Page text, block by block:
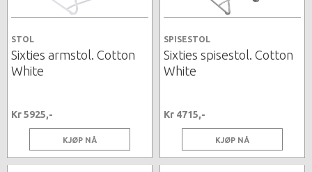
STOL
Sixties armstol. Cotton
White
Kr 5925,-
KJØP NÅ
SPISESTOL
Sixties spisestol. Cotton
White
Kr 4715,-
KJØP NÅ